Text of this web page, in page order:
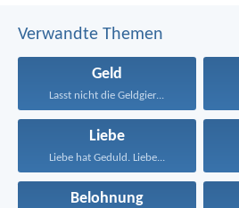
Verwandte Themen
Geld
Lasst nicht die Geldgier...
Liebe
Liebe hat Geduld. Liebe...
Belohnung